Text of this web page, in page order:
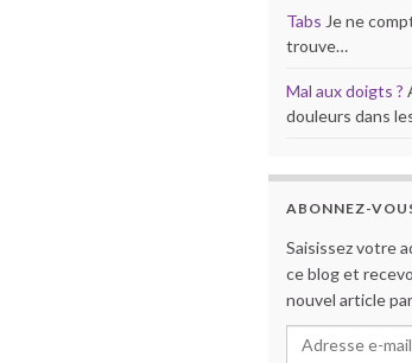
Tabs Je ne
trouve…
Mal aux doigts ?
douleurs dans
ABONNEZ-
Saisissez votre
ce blog et
nouvel article
Adresse e-mail